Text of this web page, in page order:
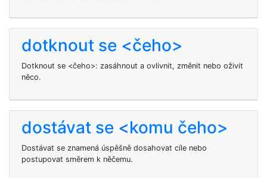
dotknout se <čeho>
Dotknout se <čeho>: zasáhnout a ovlivnit, změnit nebo oživit
něco.
dostávat se <komu čeho>
Dostávat se znamená úspěšně dosahovat cíle nebo
postupovat směrem k něčemu.